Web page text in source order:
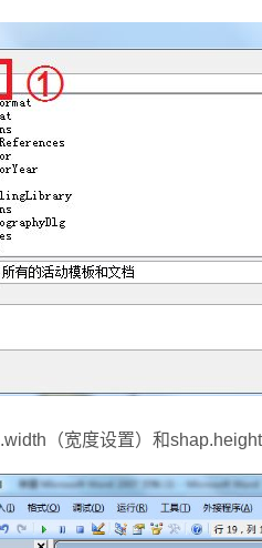
（宽度设置）和shap.height